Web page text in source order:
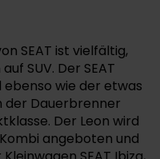
SEAT ist vielfältig,
SUV. Der SEAT
wie der etwas
der Dauerbrenner
Der Leon wird
angeboten und